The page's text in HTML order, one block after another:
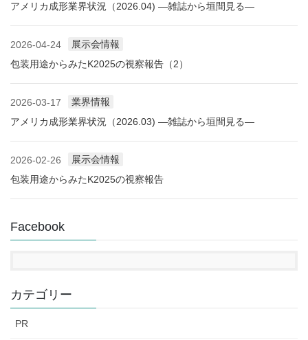
アメリカ成形業界状況（2026.04) ―雑誌から垣間見る―
2026-04-24
展示会情報
包装用途からみたK2025の視察報告（2）
2026-03-17
業界情報
アメリカ成形業界状況（2026.03) ―雑誌から垣間見る―
2026-02-26
展示会情報
包装用途からみたK2025の視察報告
Facebook
カテゴリー
PR